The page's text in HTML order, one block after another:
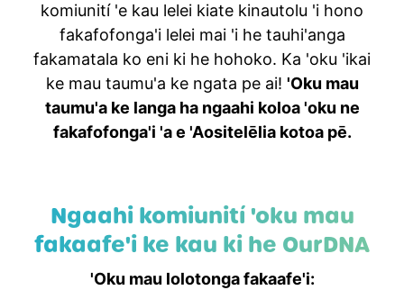
komiunití 'e kau lelei kiate kinautolu 'i hono
fakafofonga'i lelei mai 'i he tauhi'anga
fakamatala ko eni ki he hohoko. Ka 'oku 'ikai
ke mau taumu'a ke ngata pe ai! 'Oku mau
taumu'a ke langa ha ngaahi koloa 'oku ne
fakafofonga'i 'a e 'Aositelēlia kotoa pē.
Ngaahi komiunití 'oku mau
fakaafe'i ke kau ki he OurDNA
'Oku mau lolotonga fakaafe'i: